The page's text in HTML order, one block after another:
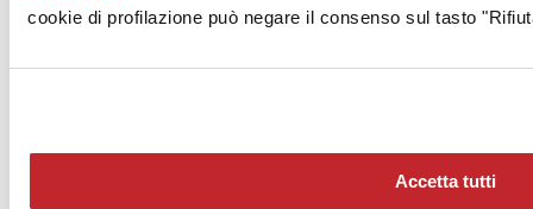
cookie di profilazione può negare il consenso sul tasto
Accetta tutti